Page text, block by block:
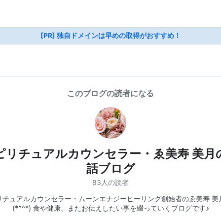
[PR] 独自ドメインは早めの取得がおすすめ！
このブログの読者になる
リチュアルカウンセラー・ゑ美寿 美月
話ブログ
83人の読者
チュアルカウンセラー・ムーンエナジーヒーリング創始者のゑ美寿 美
(*^^*) 食や健康、またお伝えしたい事を綴っていくブログです♪